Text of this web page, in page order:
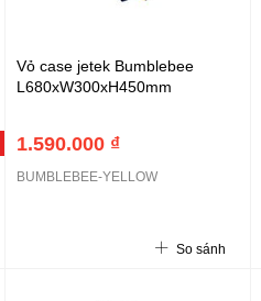
Vỏ case jetek Bumblebee
L680xW300xH450mm
1.590.000 ₫
BUMBLEBEE-YELLOW
So sánh